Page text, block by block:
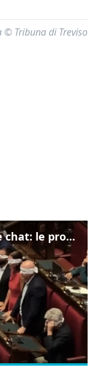
Tribuna di Treviso
Delmastro, negato l'uso delle chat: le proteste di Avs e M5s